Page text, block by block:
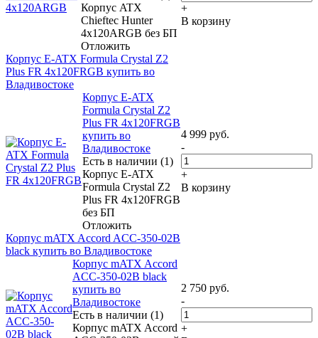
Корпус ATX
Chieftec Hunter
4x120ARGB без БП
Отложить
+
В корзину
Корпус E-ATX Formula Crystal Z2
Plus FR 4x120FRGB купить во
Владивостоке
Корпус E-ATX
Formula Crystal Z2
Plus FR 4x120FRGB
купить во
Владивостоке
Есть в наличии (1)
Корпус E-ATX
Formula Crystal Z2
Plus FR 4x120FRGB
без БП
Отложить
4 999 руб.
-
+
В корзину
Корпус mATX Accord ACC-350-02B
black купить во Владивостоке
Корпус mATX Accord
ACC-350-02B black
купить во
Владивостоке
Есть в наличии (1)
Корпус mATX Accord
2 750 руб.
-
+